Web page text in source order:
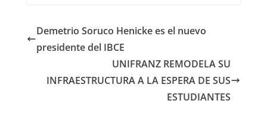
Demetrio Soruco Henicke es el nuevo
presidente del IBCE
UNIFRANZ REMODELA SU
INFRAESTRUCTURA A LA ESPERA DE SUS
ESTUDIANTES